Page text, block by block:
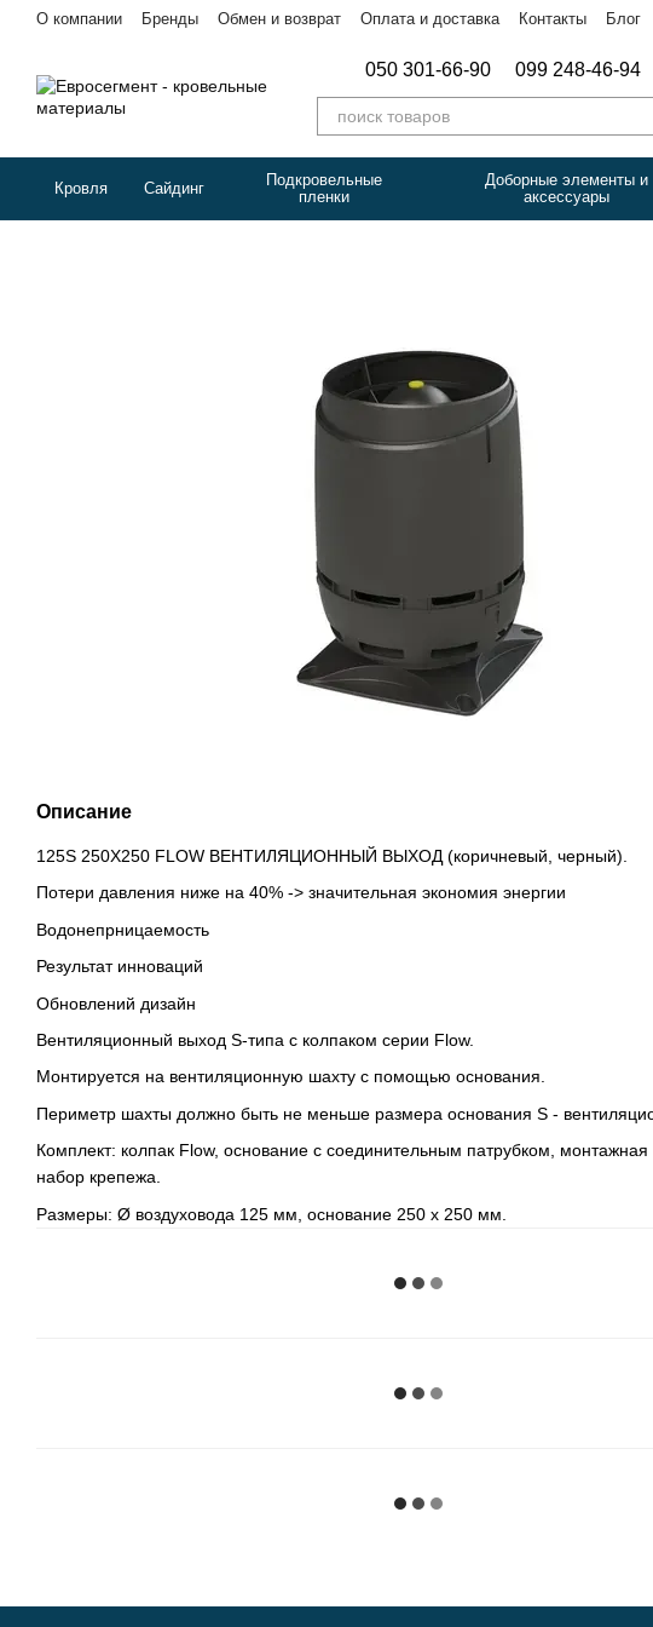
Перейти к основному контенту
О компании Бренды Обмен и возврат Оплата и доставка Контакты Блог
050 301-66-90 099 248-46-94
Кровля Сайдинг
Подкровельные
пленки
Доборные элементы и
аксессуары
Описание
125S 250X250 FLOW ВЕНТИЛЯЦИОННЫЙ ВЫХОД (коричневый, черный).
Потери давления ниже на 40% -> значительная экономия энергии
Водонепрницаемость
Результат инноваций
Обновлений дизайн
Вентиляционный выход S-типа с колпаком серии Flow.
Монтируется на вентиляционную шахту с помощью основания.
Периметр шахты должно быть не меньше размера основания S -
Комплект: колпак Flow, основание с соединительным патрубком, монтажная
набор крепежа.
Размеры: Ø воздуховода 125 мм, основание 250 х 250 мм.